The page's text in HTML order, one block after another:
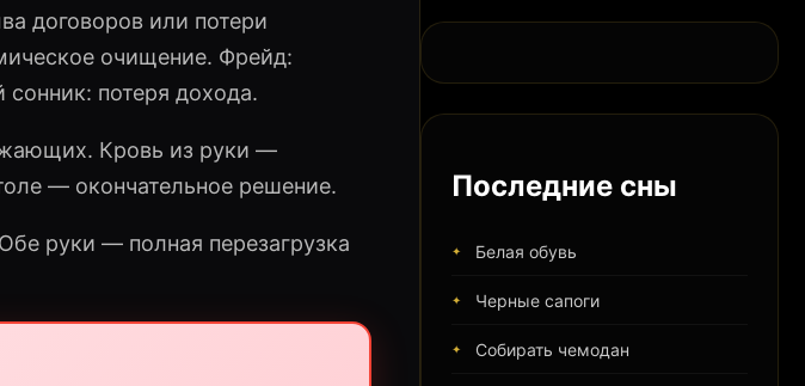
договоров или потери
очищение. Фрейд:
потеря дохода.
Кровь из руки —
— окончательное решение.
руки — полная перезагрузка
Последние сны
Белая обувь
Черные сапоги
Собирать чемодан